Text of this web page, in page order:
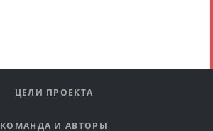
ЦЕЛИ ПРОЕКТА
КОМАНДА И АВТОРЫ